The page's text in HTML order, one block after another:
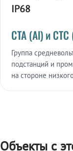
IP68
СТА (Al) и СТС
Группа
подстанций и
на стороне
Объекты с